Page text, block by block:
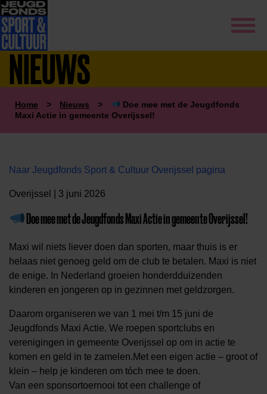
NIEUWS
Home > Nieuws >
Doe mee met de Jeugdfonds
Maxi Actie in gemeente Overijssel!
Naar Jeugdfonds Sport & Cultuur Overijssel pagina
Overijssel | 3 juni 2026
Doe mee met de Jeugdfonds Maxi Actie in gemeente Overijssel!
Maxi wil niets liever doen dan sporten, maar thuis is er
helaas niet genoeg geld om de club te betalen. Maxi is niet
de enige. In Nederland groeien honderdduizenden
kinderen en jongeren op in gezinnen met geldzorgen.
Daarom organiseren we van 1 mei t/m 15 juni de
Jeugdfonds Maxi Actie. We roepen sportclubs en
verenigingen in gemeente Overijssel op om in actie te
komen en geld in te zamelen.Met een eigen actie – groot of
klein – help je kinderen om tóch mee te doen.
Van een sponsortoernooi tot een challenge of